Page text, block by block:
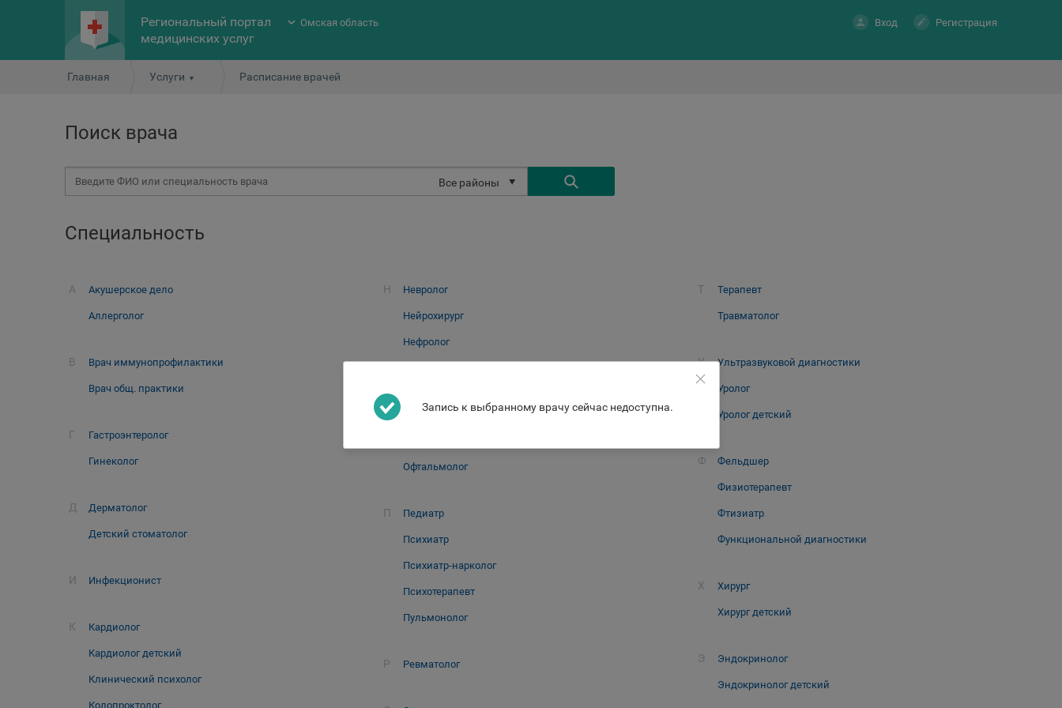
Региональный портал
медицинских услуг
Омская область Вход Регистрация
Главная Услуги Расписание врачей
Поиск врача
Все районы
Специальность
А Акушерское дело
Аллерголог
В Врач иммунопрофилактики
Врач общ. практики
Г Гастроэнтеролог
Гинеколог
Д Дерматолог
Детский стоматолог
И Инфекционист
К Кардиолог
Кардиолог детский
Клинический психолог
Колопроктолог
Н Невролог
Нейрохирург
Нефролог
Ортодонт
Офтальмолог
П Педиатр
Психиатр
Психиатр-нарколог
Психотерапевт
Пульмонолог
Р Ревматолог
Т Терапевт
Травматолог
У Ультразвуковой диагностики
Уролог
Уролог детский
Ф Фельдшер
Физиотерапевт
Фтизиатр
Функциональной диагностики
Х Хирург
Хирург детский
Э Эндокринолог
Эндокринолог детский
Запись к выбранному врачу сейчас недоступна.